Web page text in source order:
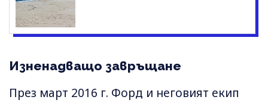
Изненадващо завръщане
През март 2016 г. Форд и неговият екип